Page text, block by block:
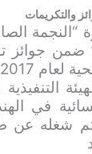
والتكريمات
جوائز
2017
التنفيذية
شغله عن